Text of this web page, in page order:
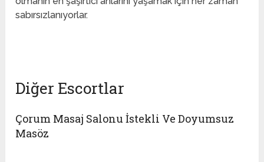
sabırsızlanıyorlar.
Diğer Escortlar
Çorum Masaj Salonu İstekli Ve Doyumsuz
Masöz